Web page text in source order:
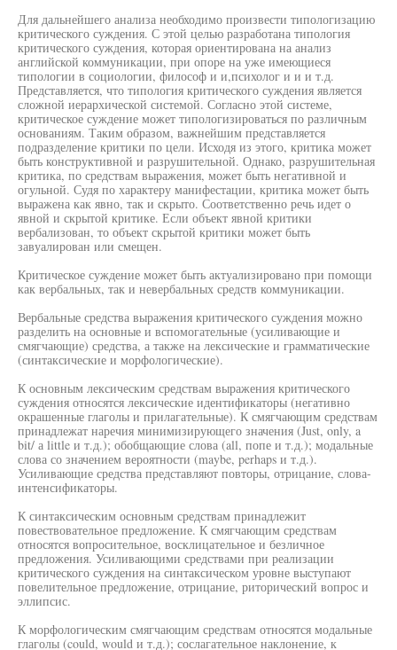
Для дальнейшего анализа необходимо произвести типологизацию
критического суждения. С этой целью разработана типология
критического суждения, которая ориентирована на анализ
английской коммуникации, при опоре на уже имеющиеся
типологии в социологии, философ и и,психолог и и и т.д.
Представляется, что типология критического суждения является
сложной иерархической системой. Согласно этой системе,
критическое суждение может типологизироваться по различным
основаниям. Таким образом, важнейшим представляется
подразделение критики по цели. Исходя из этого, критика может
быть конструктивной и разрушительной. Однако, разрушительная
критика, по средствам выражения, может быть негативной и
огульной. Судя по характеру манифестации, критика может быть
выражена как явно, так и скрыто. Соответственно речь идет о
явной и скрытой критике. Если объект явной критики
вербализован, то объект скрытой критики может быть
завуалирован или смещен.
Критическое суждение может быть актуализировано при помощи
как вербальных, так и невербальных средств коммуникации.
Вербальные средства выражения критического суждения можно
разделить на основные и вспомогательные (усиливающие и
смягчающие) средства, а также на лексические и грамматические
(синтаксические и морфологические).
К основным лексическим средствам выражения критического
суждения относятся лексические идентификаторы (негативно
окрашенные глаголы и прилагательные). К смягчающим средствам
принадлежат наречия минимизирующего значения (Just, only, a
bit/ а little и т.д.); обобщающие слова (all, попе и т.д.); модальные
слова со значением вероятности (maybe, perhaps и т.д.).
Усиливающие средства представляют повторы, отрицание, слова-
интенсификаторы.
К синтаксическим основным средствам принадлежит
повествовательное предложение. К смягчающим средствам
относятся вопросительное, восклицательное и безличное
предложения. Усиливающими средствами при реализации
критического суждения на синтаксическом уровне выступают
повелительное предложение, отрицание, риторический вопрос и
эллипсис.
К морфологическим смягчающим средствам относятся модальные
глаголы (could, would и т.д.); сослагательное наклонение, к